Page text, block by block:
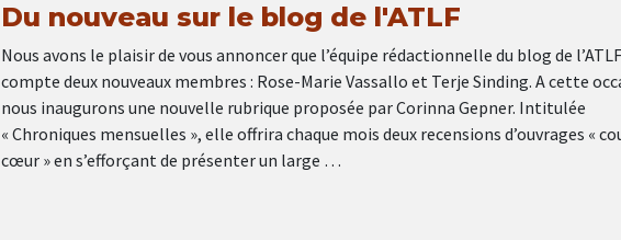
Du nouveau sur le blog de l'ATLF
Nous avons le plaisir de vous annoncer que l’équipe rédactionnelle du blog de l’ATLF
compte deux nouveaux membres : Rose-Marie Vassallo et Terje Sinding. A cette
nous inaugurons une nouvelle rubrique proposée par Corinna Gepner. Intitulée
« Chroniques mensuelles », elle offrira chaque mois deux recensions d’ouvrages «
cœur » en s’efforçant de présenter un large …